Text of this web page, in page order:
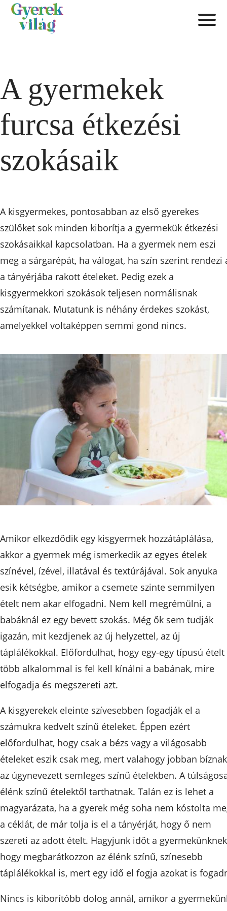
A gyermekek
furcsa étkezési
szokásaik
A kisgyermekes, pontosabban az első gyerekes
szülőket sok minden kiborítja a gyermekük étkezési
szokásaikkal kapcsolatban. Ha a gyermek nem eszi
meg a sárgarépát, ha válogat, ha szín szerint rendezi
a tányérjába rakott ételeket. Pedig ezek a
kisgyermekkori szokások teljesen normálisnak
számítanak. Mutatunk is néhány érdekes szokást,
amelyekkel voltaképpen semmi gond nincs.
Amikor elkezdődik egy kisgyermek hozzátáplálása,
akkor a gyermek még ismerkedik az egyes ételek
színével, ízével, illatával és textúrájával. Sok anyuka
esik kétségbe, amikor a csemete szinte semmilyen
ételt nem akar elfogadni. Nem kell megrémülni, a
babáknál ez egy bevett szokás. Még ők sem tudják
igazán, mit kezdjenek az új helyzettel, az új
táplálékokkal. Előfordulhat, hogy egy-egy típusú ételt
több alkalommal is fel kell kínálni a babának, mire
elfogadja és megszereti azt.
A kisgyerekek eleinte szívesebben fogadják el a
számukra kedvelt színű ételeket. Éppen ezért
előfordulhat, hogy csak a bézs vagy a világosabb
ételeket eszik csak meg, mert valahogy jobban bíznak
az úgynevezett semleges színű ételekben. A
élénk színű ételektől tarthatnak. Talán ez is lehet a
magyarázata, ha a gyerek még soha nem kóstolta
a céklát, de már tolja is el a tányérját, hogy ő nem
szereti az adott ételt. Hagyjunk időt a
hogy megbarátkozzon az élénk színű, színesebb
táplálékokkal is, mert egy idő el fogja azokat is
Nincs is kiborítóbb dolog annál, amikor a